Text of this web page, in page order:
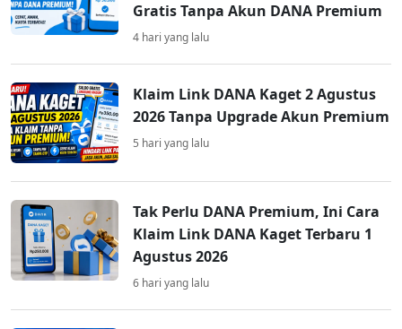
Gratis Tanpa Akun DANA Premium
4 hari yang lalu
Klaim Link DANA Kaget 2 Agustus
2026 Tanpa Upgrade Akun Premium
5 hari yang lalu
Tak Perlu DANA Premium, Ini Cara
Klaim Link DANA Kaget Terbaru 1
Agustus 2026
6 hari yang lalu